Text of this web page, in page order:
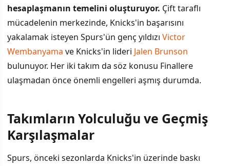
hesaplaşmanın temelini oluşturuyor. Çift taraflı
mücadelenin merkezinde, Knicks'in başarısını
yakalamak isteyen Spurs'ün genç yıldızı Victor
Wembanyama ve Knicks'in lideri Jalen Brunson
bulunuyor. Her iki takım da söz konusu Finallere
ulaşmadan önce önemli engelleri aşmış durumda.
İÇINDEKILER
Takımların Yolculuğu ve Geçmiş
Karşılaşmalar
Spurs, önceki sezonlarda Knicks'in üzerinde baskı